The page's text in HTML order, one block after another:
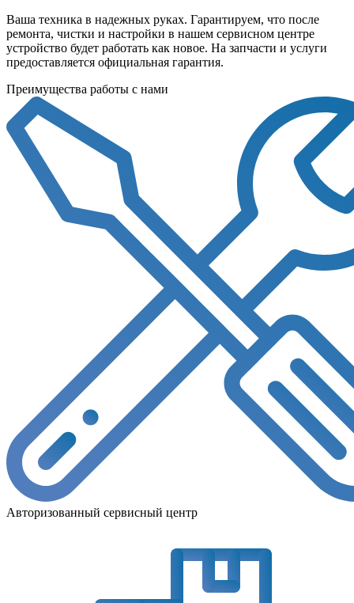
Ваша техника в надежных руках. Гарантируем, что после
ремонта, чистки и настройки в нашем сервисном центре
устройство будет работать как новое. На запчасти и услуги
предоставляется официальная гарантия.
Преимущества работы с нами
Авторизованный сервисный центр